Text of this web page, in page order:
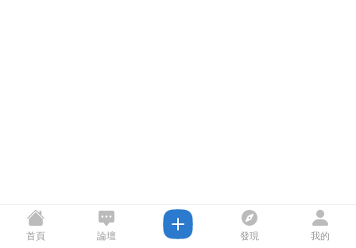
首頁 論壇 發現 我的